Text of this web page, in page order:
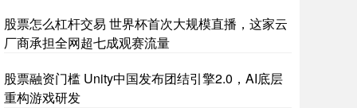
股票怎么杠杆交易 世界杯首次大规模直播，这家云
厂商承担全网超七成观赛流量
股票融资门槛 Unity中国发布团结引擎2.0，AI底层
重构游戏研发